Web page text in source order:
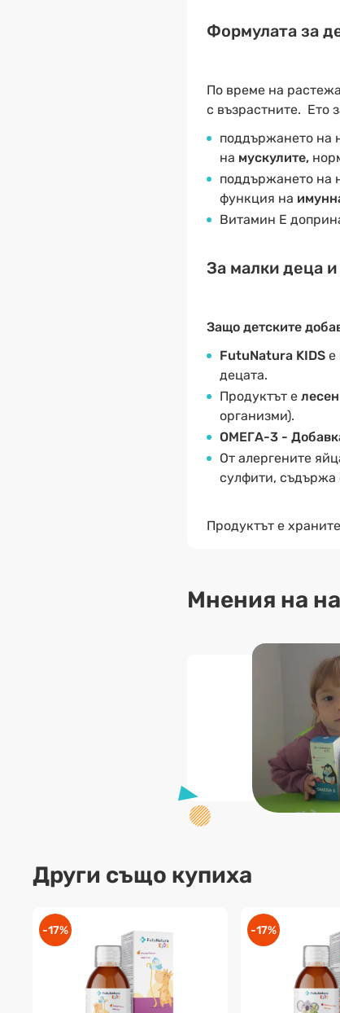
Формулата за
По време на
с възрастните. Ето
поддържането на
на мускулите,
поддържането на
функция на
Витамин E
За малки деца
Защо детските
FutuNatura KIDSе
децата.
Продуктът е
организми).
ОМЕГА-3 -
От алергените
сулфити, съдържа
Продуктът е
Мнения на
Други също купиха
-17% -17%